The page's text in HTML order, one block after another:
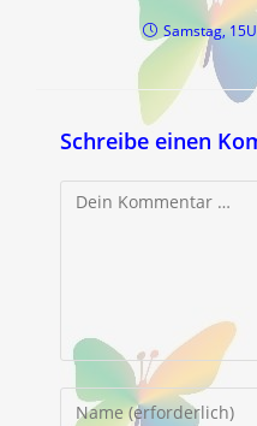
Samstag,
Schreibe einen
Kommentar
Gib